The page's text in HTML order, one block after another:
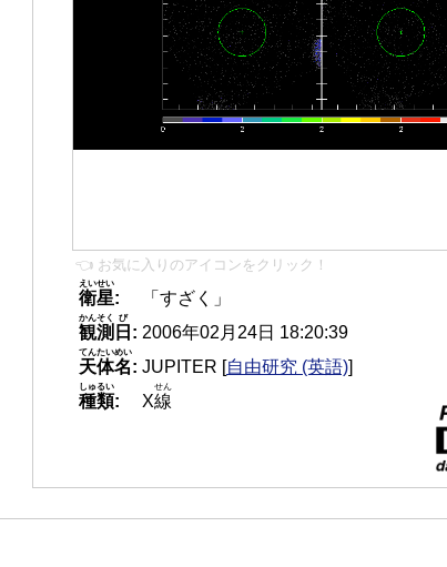
👈 お気に入りのアイコンをクリック！
衛星
えいせい
:
「すざく」
観測
かんそく
日
び
: 2006年02月24日 18:20:39
天体名
てんたいめい
: JUPITER [自由研究 (英語)]
種類
しゅるい
: X線
せん